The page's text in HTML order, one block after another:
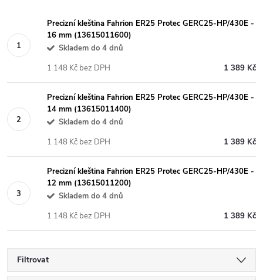
Precizní kleština Fahrion ER25 Protec GERC25-HP/430E -
16 mm (13615011600)
Skladem do 4 dnů
1 389 Kč
1 148 Kč bez DPH
Precizní kleština Fahrion ER25 Protec GERC25-HP/430E -
14 mm (13615011400)
Skladem do 4 dnů
1 389 Kč
1 148 Kč bez DPH
Precizní kleština Fahrion ER25 Protec GERC25-HP/430E -
12 mm (13615011200)
Skladem do 4 dnů
1 389 Kč
1 148 Kč bez DPH
Filtrovat